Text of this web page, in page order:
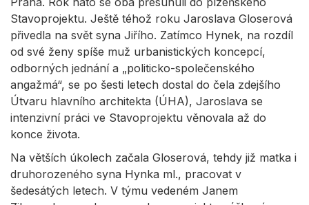
Stavoprojektu. Ještě téhož roku Jaroslava Gloserová
přivedla na svět syna Jiřího. Zatímco Hynek, na rozdíl
od své ženy spíše muž urbanistických koncepcí,
odborných jednání a „politicko-společenského
angažmá“, se po šesti letech dostal do čela zdejšího
Útvaru hlavního architekta (ÚHA), Jaroslava se
intenzivní práci ve Stavoprojektu věnovala až do
konce života.
Na větších úkolech začala Gloserová, tehdy již matka i
druhorozeného syna Hynka ml., pracovat v
šedesátých letech. V týmu vedeném Janem